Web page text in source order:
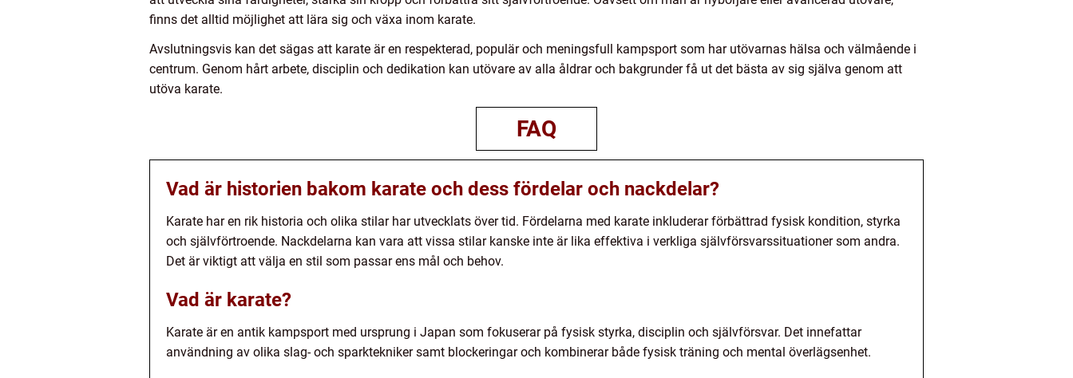
finns det alltid möjlighet att lära sig och växa inom karate.
Avslutningsvis kan det sägas att karate är en respekterad, populär och meningsfull kampsport som har utövarnas hälsa och välmående i
centrum. Genom hårt arbete, disciplin och dedikation kan utövare av alla åldrar och bakgrunder få ut det bästa av sig själva genom att
utöva karate.
FAQ
Vad är historien bakom karate och dess fördelar och nackdelar?
Karate har en rik historia och olika stilar har utvecklats över tid. Fördelarna med karate inkluderar förbättrad fysisk kondition, styrka
och självförtroende. Nackdelarna kan vara att vissa stilar kanske inte är lika effektiva i verkliga självförsvarssituationer som andra.
Det är viktigt att välja en stil som passar ens mål och behov.
Vad är karate?
Karate är en antik kampsport med ursprung i Japan som fokuserar på fysisk styrka, disciplin och självförsvar. Det innefattar
användning av olika slag- och sparktekniker samt blockeringar och kombinerar både fysisk träning och mental överlägsenhet.